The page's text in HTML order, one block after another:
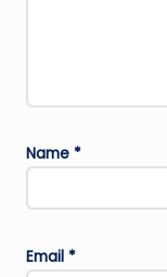
Name *
Email *